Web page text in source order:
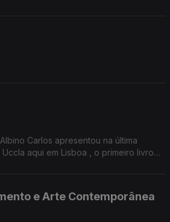
Carlos apresentou na última
aqui em Lisboa , o primeiro livro
e Arte Contemporânea